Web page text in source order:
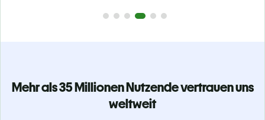
Mehr als 35 Millionen Nutzende vertrauen uns
weltweit